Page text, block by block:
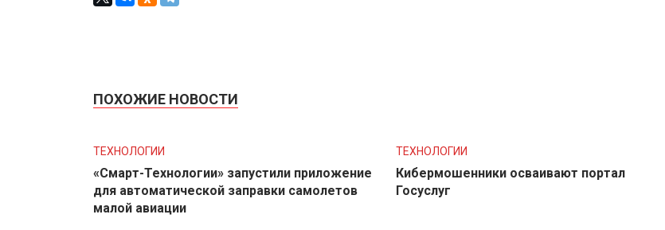
ПОХОЖИЕ НОВОСТИ
ТЕХНОЛОГИИ
«Смарт-Технологии» запустили приложение
для автоматической заправки самолетов
малой авиации
ТЕХНОЛОГИИ
Кибермошенники осваивают портал
Госуслуг